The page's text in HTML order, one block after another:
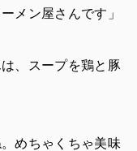
メン屋さんです」
、スープを鶏と豚
めちゃくちゃ美味